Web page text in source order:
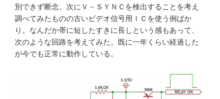
別できず断念。次にＶ－ＳＹＮＣを検出することを考え
調べてみたものの古いビデオ信号用ＩＣを使う例ばか
り。なんだか帯に短したすきに長しという感もあって、
次のような回路を考えてみた。既に一年くらい経過した
が今でも正常に動作している。